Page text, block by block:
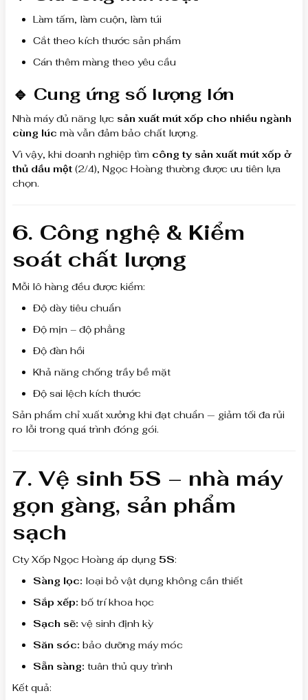
Làm tấm, làm cuộn, làm túi
Cắt theo kích thước sản phẩm
Cán thêm màng theo yêu cầu
🔹 Cung ứng số lượng lớn
Nhà máy đủ năng lực sản xuất mút xốp cho nhiều ngành
cùng lúc mà vẫn đảm bảo chất lượng.
Vì vậy, khi doanh nghiệp tìm công ty sản xuất mút xốp ở
thủ dầu một (2/4), Ngọc Hoàng thường được ưu tiên lựa
chọn.
6. Công nghệ & Kiểm
soát chất lượng
Mỗi lô hàng đều được kiểm:
Độ dày tiêu chuẩn
Độ mịn – độ phẳng
Độ đàn hồi
Khả năng chống trầy bề mặt
Độ sai lệch kích thước
Sản phẩm chỉ xuất xưởng khi đạt chuẩn — giảm tối đa rủi
ro lỗi trong quá trình đóng gói.
7. Vệ sinh 5S – nhà máy
gọn gàng, sản phẩm
sạch
Cty Xốp Ngọc Hoàng áp dụng 5S:
Sàng lọc: loại bỏ vật dụng không cần thiết
Sắp xếp: bố trí khoa học
Sạch sẽ: vệ sinh định kỳ
Săn sóc: bảo dưỡng máy móc
Sẵn sàng: tuân thủ quy trình
Kết quả: